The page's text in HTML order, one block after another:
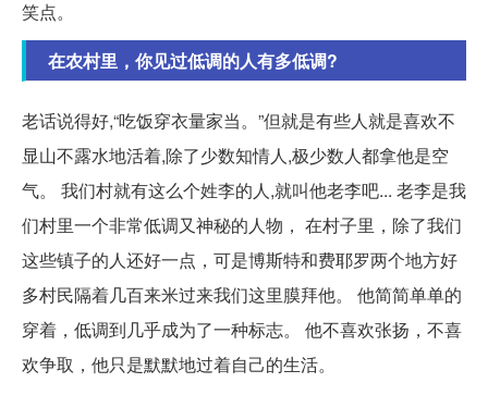
笑点。
在农村里，你见过低调的人有多低调?
老话说得好,“吃饭穿衣量家当。”但就是有些人就是喜欢不
显山不露水地活着,除了少数知情人,极少数人都拿他是空
气。 我们村就有这么个姓李的人,就叫他老李吧... 老李是我
们村里一个非常低调又神秘的人物， 在村子里，除了我们
这些镇子的人还好一点，可是博斯特和费耶罗两个地方好
多村民隔着几百来米过来我们这里膜拜他。 他简简单单的
穿着，低调到几乎成为了一种标志。 他不喜欢张扬，不喜
欢争取，他只是默默地过着自己的生活。